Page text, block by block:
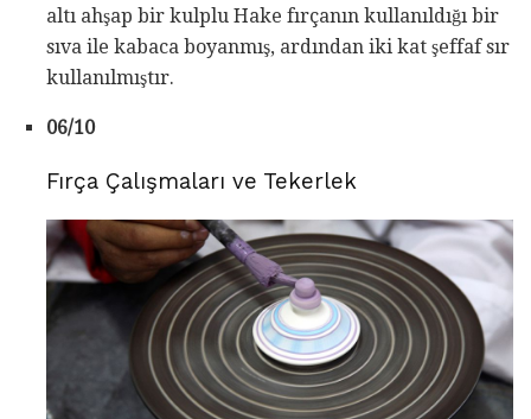
altı ahşap bir kulplu Hake fırçanın kullanıldığı bir
sıva ile kabaca boyanmış, ardından iki kat şeffaf sır
kullanılmıştır.
06/10
Fırça Çalışmaları ve Tekerlek